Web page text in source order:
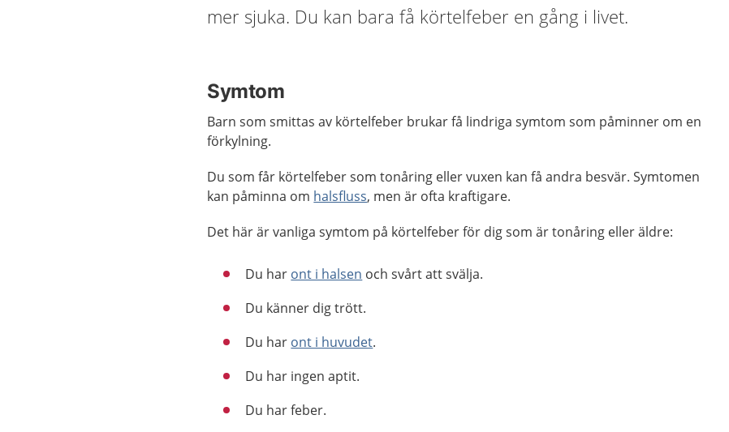
mer sjuka. Du kan bara få körtelfeber en gång i livet.
Symtom
Barn som smittas av körtelfeber brukar få lindriga symtom som påminner om en
förkylning.
Du som får körtelfeber som tonåring eller vuxen kan få andra besvär. Symtomen
kan påminna om halsfluss, men är ofta kraftigare.
Det här är vanliga symtom på körtelfeber för dig som är tonåring eller äldre:
Du har ont i halsen och svårt att svälja.
Du känner dig trött.
Du har ont i huvudet.
Du har ingen aptit.
Du har feber.